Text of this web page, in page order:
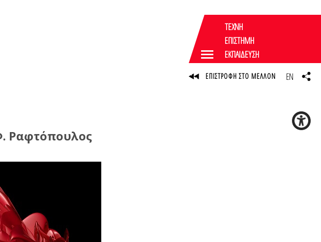
Ραφτόπουλος
ΤΕΧΝΗ
ΕΠΙΣΤΗΜΗ
ΕΚΠΑΙΔΕΥΣΗ
ΕΠΙΣΤΡΟΦΗ ΣΤΟ ΜΕΛΛΟΝ EN